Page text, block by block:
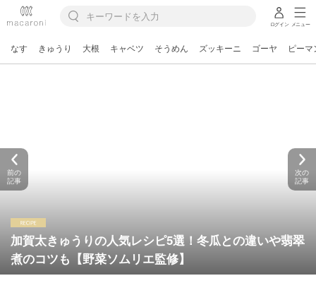
ログイン メニュー
なす きゅうり 大根 キャベツ そうめん ズッキーニ ゴーヤ ピーマ
加賀太きゅうりの人気レシピ5選！冬瓜との違いや翡翠
煮のコツも【野菜ソムリエ監修】
前の
記事
次の
記事